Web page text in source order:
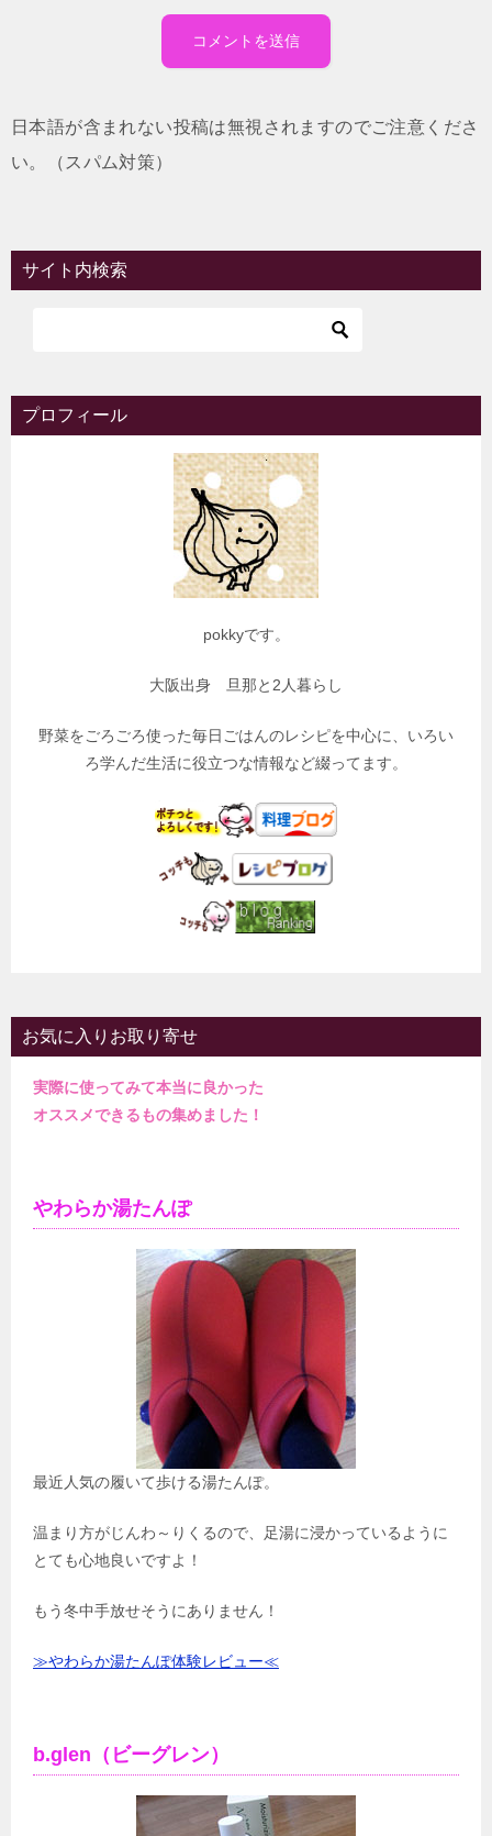
日本語が含まれない投稿は無視されますのでご注意くださ
い。（スパム対策）
サイト内検索
プロフィール
pokkyです。
大阪出身 旦那と2人暮らし
野菜をごろごろ使った毎日ごはんのレシピを中心に、いろい
ろ学んだ生活に役立つな情報など綴ってます。
お気に入りお取り寄せ
実際に使ってみて本当に良かった
オススメできるもの集めました！
やわらか湯たんぽ
最近人気の履いて歩ける湯たんぽ。
温まり方がじんわ～りくるので、足湯に浸かっているように
とても心地良いですよ！
もう冬中手放せそうにありません！
≫やわらか湯たんぽ体験レビュー≪
b.glen（ビーグレン）